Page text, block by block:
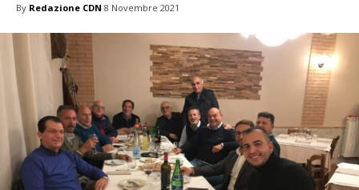
By Redazione CDN 8 Novembre 2021